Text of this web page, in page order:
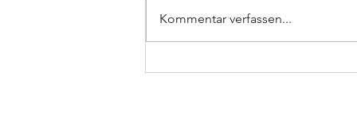
StA gegen Cybercrime
Kommentar verfassen...